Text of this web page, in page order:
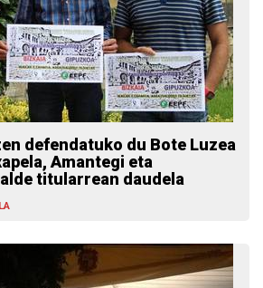
defendatuko du Bote Luzea
Amantegi eta
titularrean daudela